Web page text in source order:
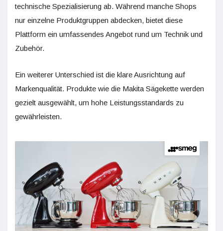
technische Spezialisierung ab. Während manche Shops
nur einzelne Produktgruppen abdecken, bietet diese
Plattform ein umfassendes Angebot rund um Technik und
Zubehör.
Ein weiterer Unterschied ist die klare Ausrichtung auf
Markenqualität. Produkte wie die Makita Sägekette werden
gezielt ausgewählt, um hohe Leistungsstandards zu
gewährleisten.